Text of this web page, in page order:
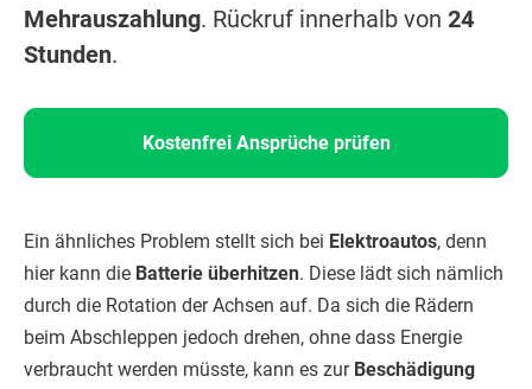
Mehrauszahlung. Rückruf innerhalb von 24
Stunden.
Kostenfrei Ansprüche prüfen
Ein ähnliches Problem stellt sich bei Elektroautos, denn
hier kann die Batterie überhitzen. Diese lädt sich nämlich
durch die Rotation der Achsen auf. Da sich die Rädern
beim Abschleppen jedoch drehen, ohne dass Energie
verbraucht werden müsste, kann es zur Beschädigung